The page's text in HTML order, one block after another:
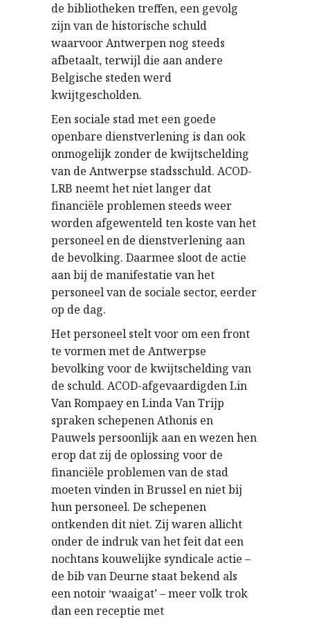
de bibliotheken treffen, een gevolg
zijn van de historische schuld
waarvoor Antwerpen nog steeds
afbetaalt, terwijl die aan andere
Belgische steden werd
kwijtgescholden.
Een sociale stad met een goede
openbare dienstverlening is dan ook
onmogelijk zonder de kwijtschelding
van de Antwerpse stadsschuld. ACOD-
LRB neemt het niet langer dat
financiële problemen steeds weer
worden afgewenteld ten koste van het
personeel en de dienstverlening aan
de bevolking. Daarmee sloot de actie
aan bij de manifestatie van het
personeel van de sociale sector, eerder
op de dag.
Het personeel stelt voor om een front
te vormen met de Antwerpse
bevolking voor de kwijtschelding van
de schuld. ACOD-afgevaardigden Lin
Van Rompaey en Linda Van Trijp
spraken schepenen Athonis en
Pauwels persoonlijk aan en wezen hen
erop dat zij de oplossing voor de
financiële problemen van de stad
moeten vinden in Brussel en niet bij
hun personeel. De schepenen
ontkenden dit niet. Zij waren allicht
onder de indruk van het feit dat een
nochtans kouwelijke syndicale actie –
de bib van Deurne staat bekend als
een notoir ‘waaigat’ – meer volk trok
dan een receptie met